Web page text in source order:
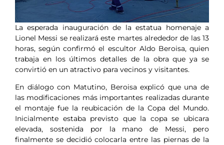
La esperada inauguración de la estatua homenaje a
Lionel Messi se realizará este martes alrededor de las 13
horas, según confirmó el escultor Aldo Beroisa, quien
trabaja en los últimos detalles de la obra que ya se
convirtió en un atractivo para vecinos y visitantes.
En diálogo con Matutino, Beroisa explicó que una de
las modificaciones más importantes realizadas durante
el montaje fue la reubicación de la Copa del Mundo.
Inicialmente estaba previsto que la copa se ubicara
elevada, sostenida por la mano de Messi, pero
finalmente se decidió colocarla entre las piernas de la